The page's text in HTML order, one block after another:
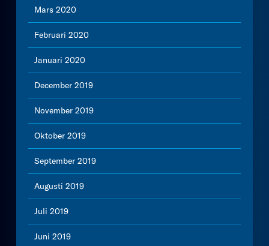
Mars 2020
Februari 2020
Januari 2020
December 2019
November 2019
Oktober 2019
September 2019
Augusti 2019
Juli 2019
Juni 2019